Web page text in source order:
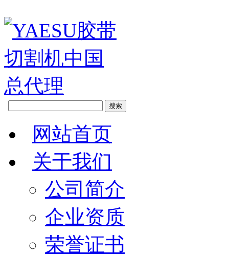
网站首页
关于我们
公司简介
企业资质
荣誉证书